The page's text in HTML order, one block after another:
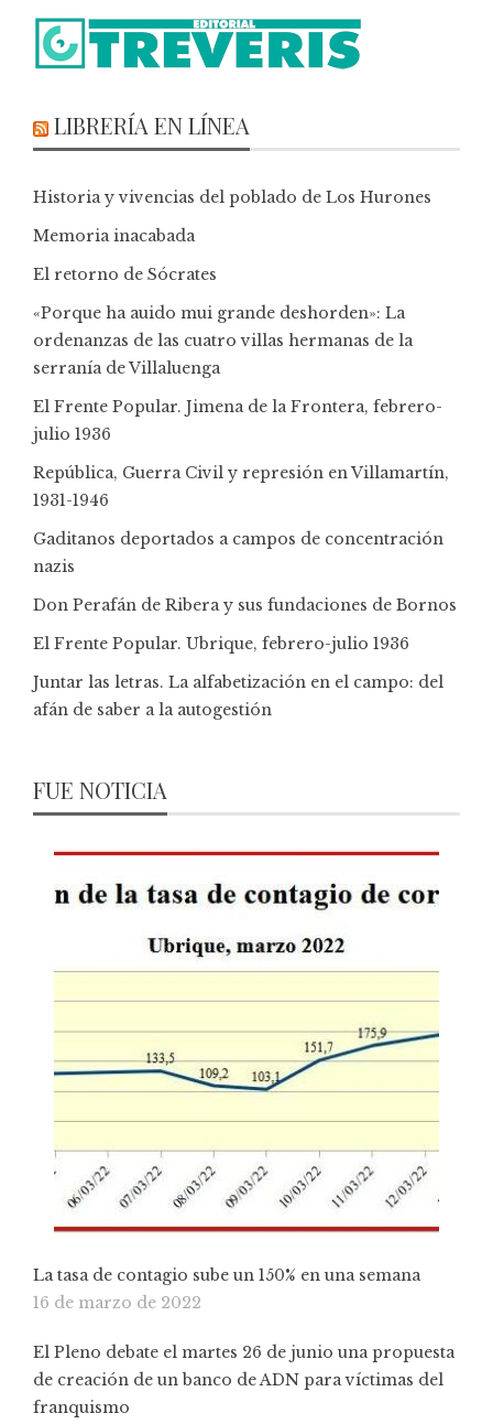
LIBRERÍA EN LÍNEA
Historia y vivencias del poblado de Los Hurones
Memoria inacabada
El retorno de Sócrates
«Porque ha auido mui grande deshorden»: La
ordenanzas de las cuatro villas hermanas de la
serranía de Villaluenga
El Frente Popular. Jimena de la Frontera, febrero-
julio 1936
República, Guerra Civil y represión en Villamartín,
1931-1946
Gaditanos deportados a campos de concentración
nazis
Don Perafán de Ribera y sus fundaciones de Bornos
El Frente Popular. Ubrique, febrero-julio 1936
Juntar las letras. La alfabetización en el campo: del
afán de saber a la autogestión
FUE NOTICIA
La tasa de contagio sube un 150% en una semana
16 de marzo de 2022
El Pleno debate el martes 26 de junio una propuesta
de creación de un banco de ADN para víctimas del
franquismo